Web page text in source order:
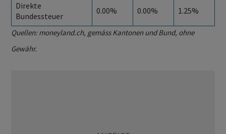
Direkte
Bundessteuer
0.00% 0.00% 1.25%
Quellen: moneyland.ch, gemäss Kantonen und Bund, ohne
Gewähr.